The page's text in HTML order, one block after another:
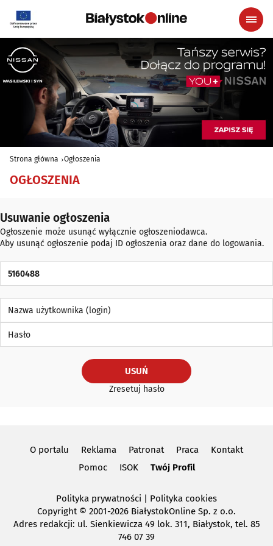
Strona główna Ogłoszenia
OGŁOSZENIA
Usuwanie ogłoszenia
Ogłoszenie może usunąć wyłącznie ogłoszeniodawca.
Aby usunąć ogłoszenie podaj ID ogłoszenia oraz dane do logowania.
USUŃ
Zresetuj hasło
O portalu Reklama Patronat Praca
Kontakt
Pomoc
ISOK Twój Profil
Polityka prywatności | Polityka cookies
Copyright© 2001-2026 BiałystokOnline Sp. z o.o.
Adres redakcji: ul. Sienkiewicza 49 lok. 311, Białystok, tel. 85
746 07 39